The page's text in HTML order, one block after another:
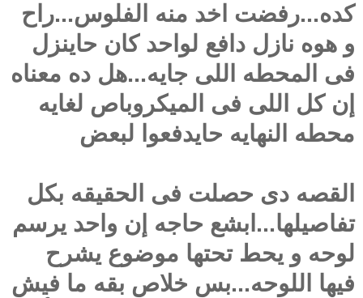
كده...رفضت اخد منه الفلوس...راح
و هوه نازل دافع لواحد كان حاينزل
فى المحطه اللى جايه...هل ده معناه
إن كل اللى فى الميكروباص لغايه
محطه النهايه حايدفعوا لبعض
القصه دى حصلت فى الحقيقه بكل
تفاصيلها...ابشع حاجه إن واحد يرسم
لوحه و يحط تحتها موضوع يشرح
فيها اللوحه...بس خلاص بقه ما فيش